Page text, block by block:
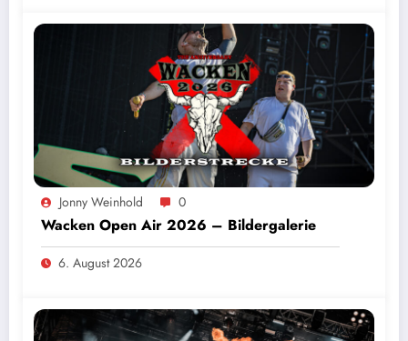
Jonny Weinhold 0
Wacken Open Air 2026 – Bildergalerie
6. August 2026